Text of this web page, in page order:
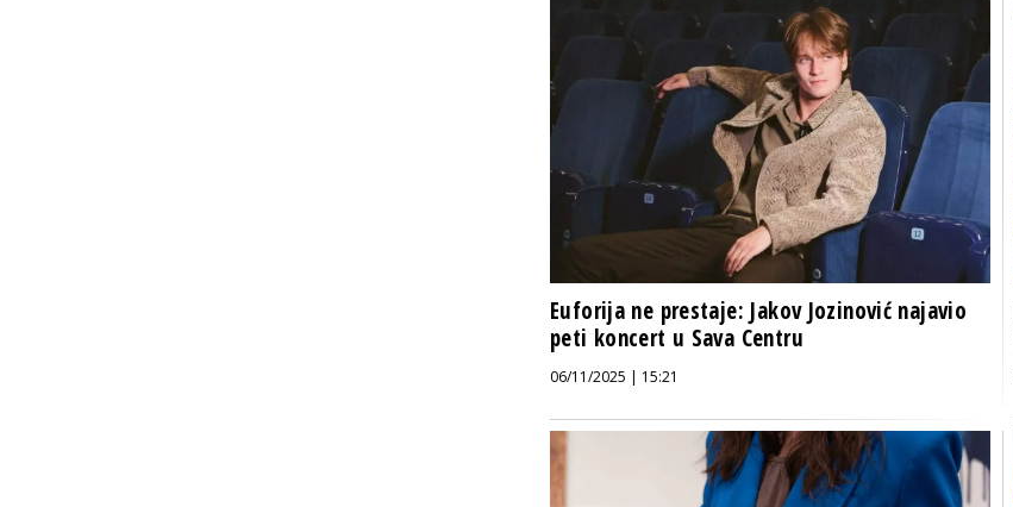
Euforija ne prestaje: Jakov Jozinović najavio
peti koncert u Sava Centru
06/11/2025 | 15:21